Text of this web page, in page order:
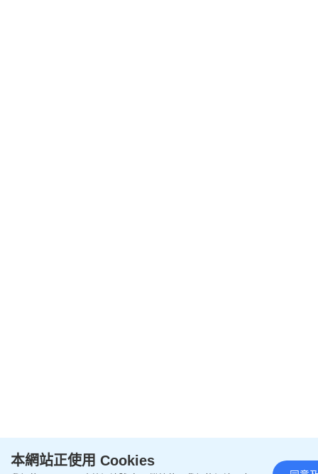
本網站正使用 Cookies